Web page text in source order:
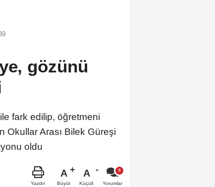
gözünü
fark edilip, öğretmeni
Okullar Arası Bilek Güreşi
oldu
Yazdır
A
Büyüt
A
Küçült Yorumlar